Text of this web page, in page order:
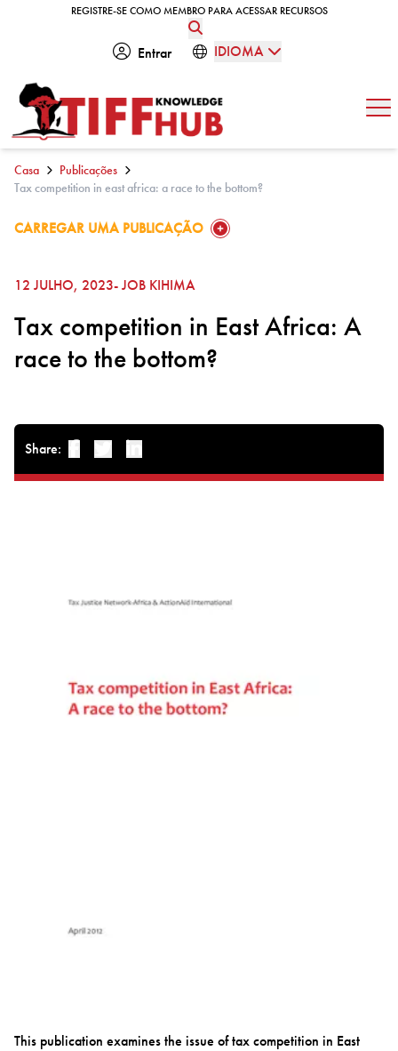
Skip to contentREGISTRE-SE COMO MEMBRO PARA ACESSAR RECURSOS
REGISTRE-SE COMO MEMBRO PARA ACESSAR RECURSOS
Entrar IDIOMA
Casa
Publicações
Tax competition in east africa: a race to the bottom?
CARREGAR UMA PUBLICAÇÃO
GO TO:
12 JULHO, 2023- JOB KIHIMA
Tax competition in East Africa: A
race to the bottom?
Share:
This publication examines the issue of tax competition in East